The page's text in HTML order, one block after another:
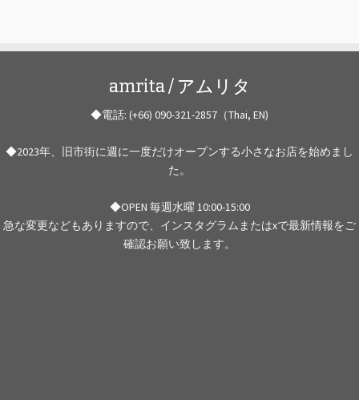
amrita / アムリタ
◆電話: (+66) 090-321-2857（Thai, EN)
◆2023年、旧市街に週に一度だけオープンする小さなお店を始めまし
た。
◆OPEN 毎週水曜 10:00-15:00
急な変更などもありますので、インスタグラムまたはxで最新情報をご
確認お願い致します。